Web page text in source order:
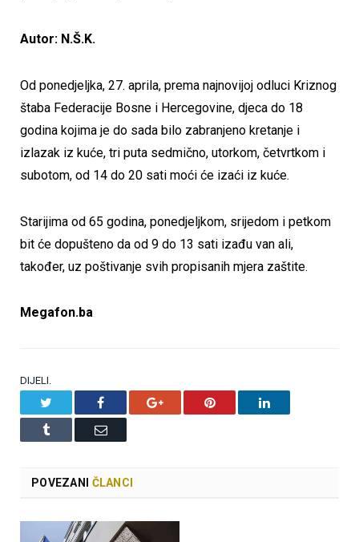
Autor: N.Š.K.
Od ponedjeljka, 27. aprila, prema najnovijoj odluci Kriznog
štaba Federacije Bosne i Hercegovine, djeca do 18
godina kojima je do sada bilo zabranjeno kretanje i
izlazak iz kuće, tri puta sedmično, utorkom, četvrtkom i
subotom, od 14 do 20 sati moći će izaći iz kuće.
Starijima od 65 godina, ponedjeljkom, srijedom i petkom
bit će dopušteno da od 9 do 13 sati izađu van ali,
također, uz poštivanje svih propisanih mjera zaštite.
Megafon.ba
DIJELI.
Facebook Google+ Pinterest LinkedIn
Tumblr Email
POVEZANI ČLANCI